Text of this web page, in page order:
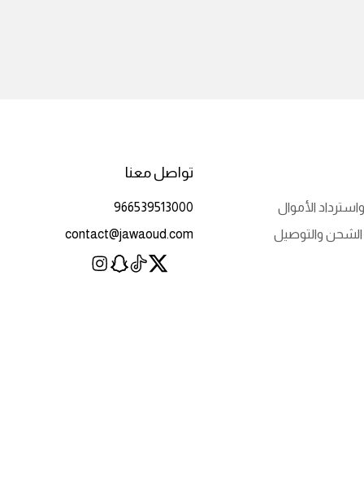
الأموال
والتوصيل
تواصل معنا
966539513000
contact@jawaoud.com